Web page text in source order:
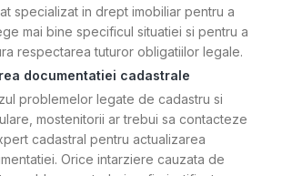
specializat in drept imobiliar pentru a
mai bine specificul situatiei si pentru a
respectarea tuturor obligatiilor legale.
documentatiei cadastrale
problemelor legate de cadastru si
mostenitorii ar trebui sa contacteze
cadastral pentru actualizarea
Orice intarziere cauzata de